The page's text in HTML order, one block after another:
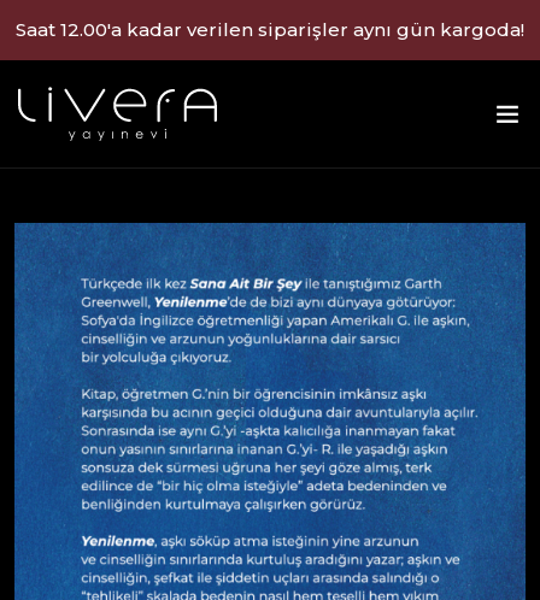
Saat 12.00'a kadar verilen siparişler aynı gün kargoda!